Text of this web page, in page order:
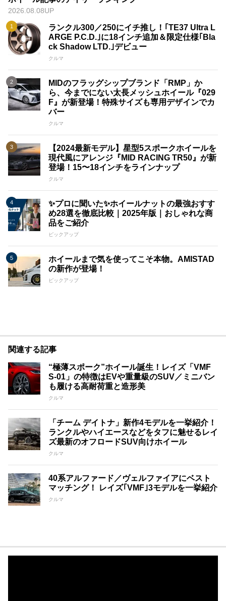
2026.08.08UP
ランクル300／250にイチ推し！｢TE37 Ultra L
ARGE P.C.D.｣に18インチ追加＆限定仕様｢Bla
ck Shadow LTD.｣デビュー
クルマ
MIDのフラッグシップブランド「RMP」か
ら、今までにない太長メッシュホイール『029
F』が新登場！特殊サイズも専用デザインでカ
バー
クルマ
【2024最新モデル】星型5スポークホイールを
現代風にアレンジ『MID RACING TR50』が新
登場！15〜18インチをラインナップ
クルマ
✨プロに聞いた✨ホイールナットの最強おすす
め28選を徹底比較｜2025年版｜おしゃれな商
品をご紹介
ピックアップ
ホイールまで気を使ってこそ本物。AMISTAD
の新作が登場！
ピックアップ
関連する記事
“極薄スポーク”ホイール誕生！レイズ「VMF
S-01」の特徴はEVや重量級のSUV／ミニバン
も履ける高耐荷重と造形美
クルマ
「チーム デイトナ」新作4モデルを一挙紹介！
ランクルやハイエースなどをタフに魅せるレイ
ズ最新のオフロードSUV向けホイール
クルマ
40系アルファード／ヴェルファイアにベスト
マッチング！ レイズ｢VMF｣3モデルを一挙紹介
クルマ